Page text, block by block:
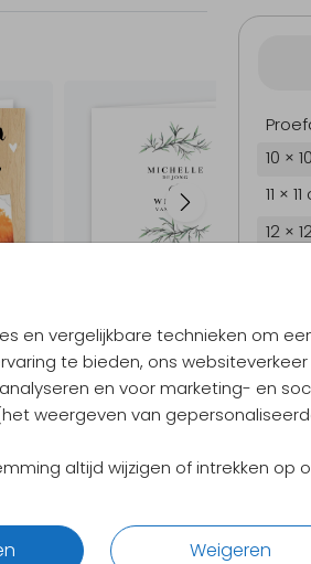
en vergelijkbare technieken om
te bieden, ons websiteverkeer
en voor marketing- en
weergeven van
altijd wijzigen of intrekken op
Weigeren
10 ×
11 ×
12 ×